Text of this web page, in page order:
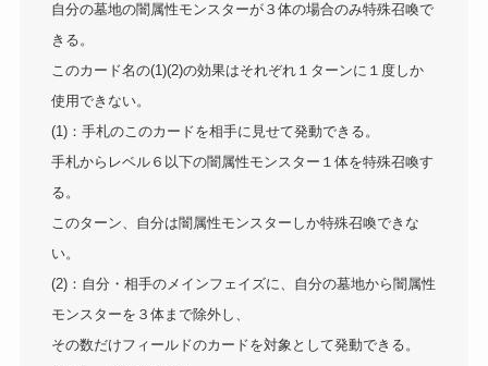
自分の墓地の闇属性モンスターが３体の場合のみ特殊召喚で
きる。
このカード名の(1)(2)の効果はそれぞれ１ターンに１度しか
使用できない。
(1)：手札のこのカードを相手に見せて発動できる。
手札からレベル６以下の闇属性モンスター１体を特殊召喚す
る。
このターン、自分は闇属性モンスターしか特殊召喚できな
い。
(2)：自分・相手のメインフェイズに、自分の墓地から闇属性
モンスターを３体まで除外し、
その数だけフィールドのカードを対象として発動できる。